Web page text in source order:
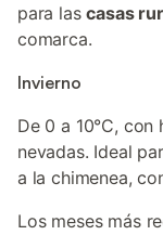
para lascasas
comarca.
Invierno
De 0 a 10°C,
nevadas. Ideal
a la chimenea,
Los meses más